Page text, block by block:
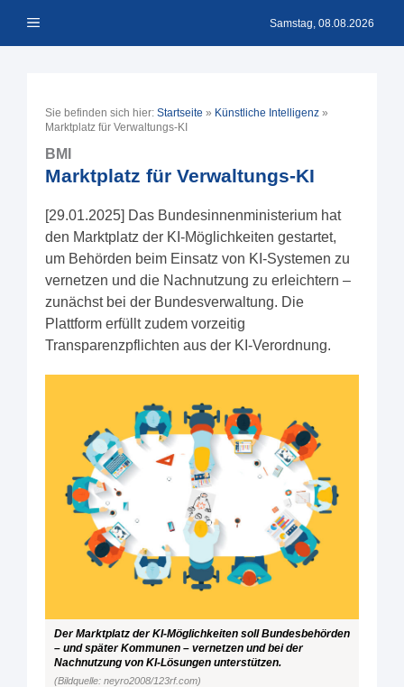
Inhalt Menü Samstag, 08.08.2026
Sie befinden sich hier: Startseite » Künstliche Intelligenz »
Marktplatz für Verwaltungs-KI
BMI
Marktplatz für Verwaltungs-KI
[29.01.2025] Das Bundesinnenministerium hat
den Marktplatz der KI-Möglichkeiten gestartet,
um Behörden beim Einsatz von KI-Systemen zu
vernetzen und die Nachnutzung zu erleichtern –
zunächst bei der Bundesverwaltung. Die
Plattform erfüllt zudem vorzeitig
Transparenzpflichten aus der KI-Verordnung.
Der Marktplatz der KI-Möglichkeiten soll Bundesbehörden
– und später Kommunen – vernetzen und bei der
Nachnutzung von KI-Lösungen unterstützen.
(Bildquelle: neyro2008/123rf.com)